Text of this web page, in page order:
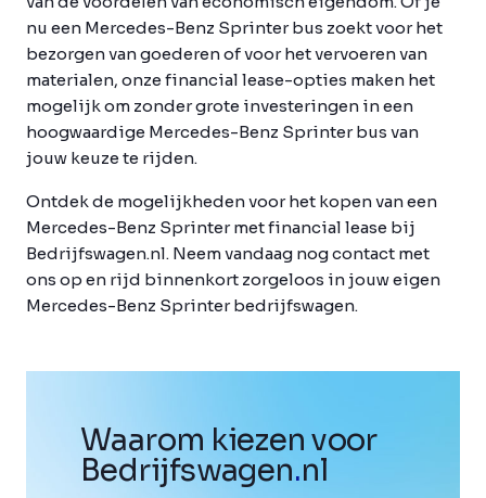
nu een Mercedes-Benz Sprinter bus zoekt voor het
bezorgen van goederen of voor het vervoeren van
materialen, onze financial lease-opties maken het
mogelijk om zonder grote investeringen in een
hoogwaardige Mercedes-Benz Sprinter bus van
jouw keuze te rijden.
Ontdek de mogelijkheden voor het kopen van een
Mercedes-Benz Sprinter met financial lease bij
Bedrijfswagen.nl. Neem vandaag nog contact met
ons op en rijd binnenkort zorgeloos in jouw eigen
Mercedes-Benz Sprinter bedrijfswagen.
Waarom kiezen voor
Bedrijfswagen.nl